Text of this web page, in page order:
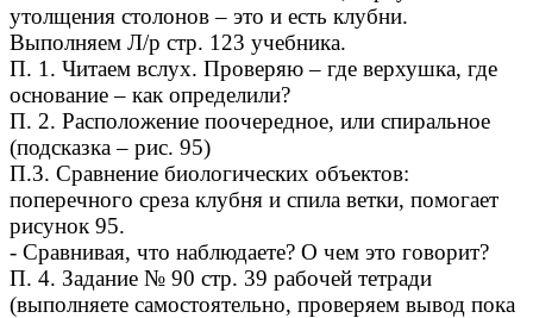
утолщения столонов – это и есть клубни.
Выполняем Л/р стр. 123 учебника.
П. 1. Читаем вслух. Проверяю – где верхушка, где
основание – как определили?
П. 2. Расположение поочередное, или спиральное
(подсказка – рис. 95)
П.3. Сравнение биологических объектов:
поперечного среза клубня и спила ветки, помогает
рисунок 95.
- Сравнивая, что наблюдаете? О чем это говорит?
П. 4. Задание № 90 стр. 39 рабочей тетради
(выполняете самостоятельно, проверяем вывод пока